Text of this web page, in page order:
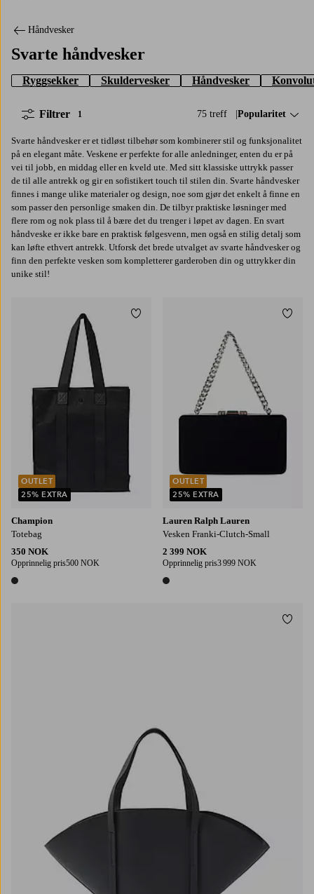
Håndvesker
Svarte håndvesker
Ryggsekker Skuldervesker Håndvesker
75 treff Sorter på:
Popularitet
Filtrer 1
Svarte håndvesker er et tidløst tilbehør som kombinerer stil og funksjonalitet
på en elegant måte. Veskene er perfekte for alle anledninger, enten du er på
vei til jobb, en middag eller en kveld ute. Med sitt klassiske uttrykk passer
de til alle antrekk og gir en sofistikert touch til stilen din. Svarte håndvesker
finnes i mange ulike materialer og design, noe som gjør det enkelt å finne en
som passer den personlige smaken din. De tilbyr praktiske løsninger med
flere rom og nok plass til å bære det du trenger i løpet av dagen. En svart
håndveske er ikke bare en praktisk følgesvenn, men også en stilig detalj som
kan løfte ethvert antrekk. Utforsk det brede utvalget av svarte håndvesker og
finn den perfekte vesken som kompletterer garderoben din og uttrykker din
unike stil!
Champion
Totebag
350 NOK
Opprinnelig pris500 NOK
1 farge
OUTLET
25% EXTRA
Legg til favoritter
Lauren Ralph Lauren
Vesken Franki-Clutch-Small
2 399 NOK
Opprinnelig pris3 999 NOK
1 farge
OUTLET
25% EXTRA